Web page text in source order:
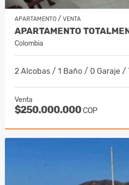
APARTAMENTO / VENTA
Colombia
2 Alcobas / 1 Baño / 0 Garaje /
Venta
$250.000.000 COP